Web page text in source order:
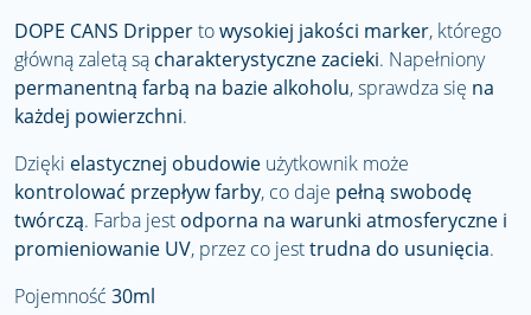
DOPE CANS Drippertowysokiej jakości marker, którego
główną zaletą są charakterystyczne zacieki. Napełniony
permanentną farbą na bazie alkoholu, sprawdza się na
każdej powierzchni.
Dzięki elastycznej obudowie użytkownik może
kontrolować przepływ farby, co daje pełną swobodę
twórczą. Farba jest odporna na warunki atmosferyczne i
promieniowanie UV, przez co jesttrudna do usunięcia.
Pojemność 30ml